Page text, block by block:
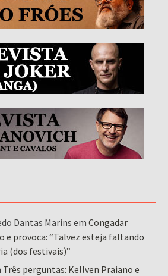
Dantas Marins emCongadar
e provoca: “Talvez esteja faltando
(dos festivais)”
Três perguntas: Kellven Praiano e